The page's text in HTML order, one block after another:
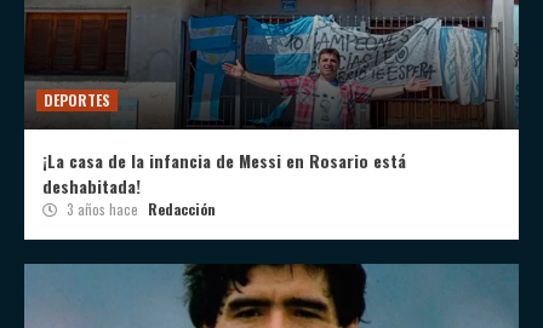
DEPORTES
¡La casa de la infancia de Messi en Rosario está
deshabitada!
3 años hace Redacción